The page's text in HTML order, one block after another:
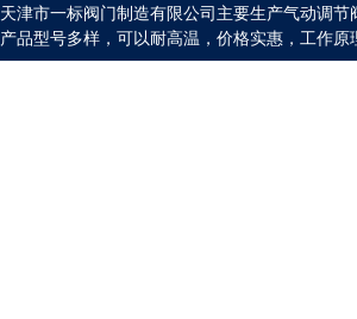
天津市一标阀门制造有限公司主要生产气动调
产品型号多样，可以耐高温，价格实惠，工作